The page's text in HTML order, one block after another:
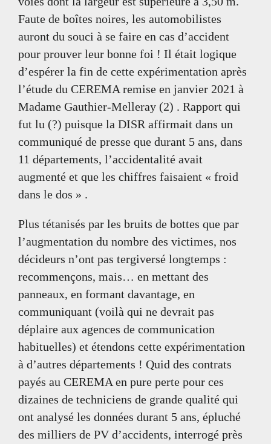
Faute de boîtes noires, les automobilistes
auront du souci à se faire en cas d’accident
pour prouver leur bonne foi ! Il était logique
d’espérer la fin de cette expérimentation après
l’étude du CEREMA remise en janvier 2021 à
Madame Gauthier-Melleray (2) . Rapport qui
fut lu (?) puisque la DISR affirmait dans un
communiqué de presse que durant 5 ans, dans
11 départements, l’accidentalité avait
augmenté et que les chiffres faisaient « froid
dans le dos » .
Plus tétanisés par les bruits de bottes que par
l’augmentation du nombre des victimes, nos
décideurs n’ont pas tergiversé longtemps :
recommençons, mais… en mettant des
panneaux, en formant davantage, en
communiquant (voilà qui ne devrait pas
déplaire aux agences de communication
habituelles) et étendons cette expérimentation
à d’autres départements ! Quid des contrats
payés au CEREMA en pure perte pour ces
dizaines de techniciens de grande qualité qui
ont analysé les données durant 5 ans, épluché
des milliers de PV d’accidents, interrogé près